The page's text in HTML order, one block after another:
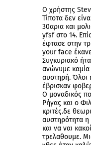
Ο χρήστης
Τίποτα δεν
30αρια και
yfsf στο 14.
έφτασε στην
your face
Συγκυριακό
ανώνυμε καμία
αυστηρή. Όλοι
έβρισκαν
Ο μοναδικός
Ρήγας και ο
κριτές.δε
αυστηρότητα η
και να ναι
τρελαθουμε.